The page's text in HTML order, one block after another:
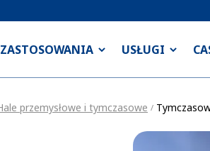
ZASTOSOWANIA USŁUGI
przemysłowe i tymczasowe /